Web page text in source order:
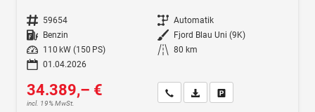
Fahrzeugnr. 59654 Getriebe Automatik
Kraftstoff Benzin Außenfarbe Fjord Blau Uni (9K)
Leistung
110 kW (150 PS) Kilometerstand 80 km
01.04.2026
34.389,– €
incl. 19% MwSt.
Wir rufen Sie anFahrzeugexposé (PDF)